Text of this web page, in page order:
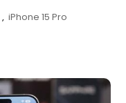
, iPhone 15 Pro